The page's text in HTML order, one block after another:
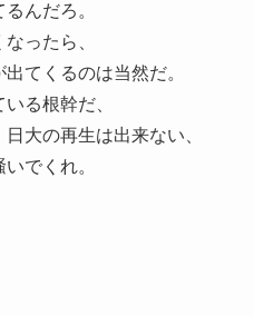
んだろ。
ったら、
てくるのは当然だ。
る根幹だ、
大の再生は出来ない、
でくれ。